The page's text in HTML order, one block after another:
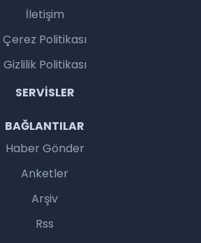
İletişim
Çerez Politikası
Gizlilik Politikası
SERVISLER
BAĞLANTILAR
Haber Gönder
Anketler
Arşiv
Rss